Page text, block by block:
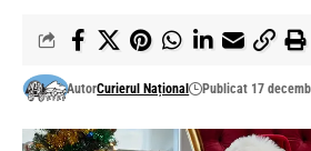
AutorCurierul Național Publicat 17